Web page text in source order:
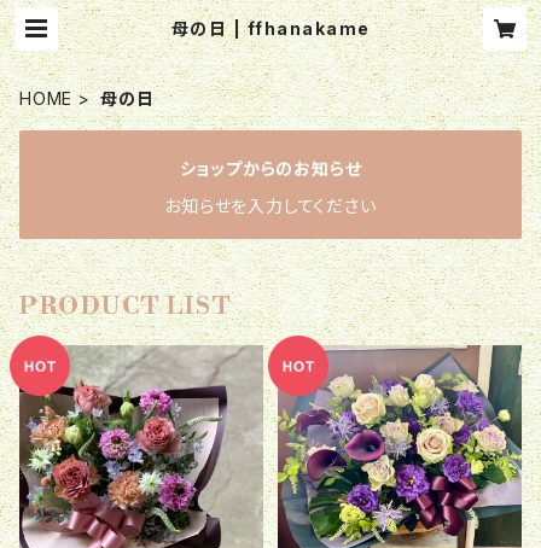
母の日 | ffhanakame
HOME 母の日
ショップからのお知らせ
お知らせを入力してください
PRODUCT LIST